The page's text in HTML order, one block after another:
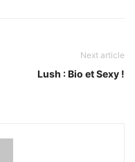
Next article
Lush : Bio et Sexy !